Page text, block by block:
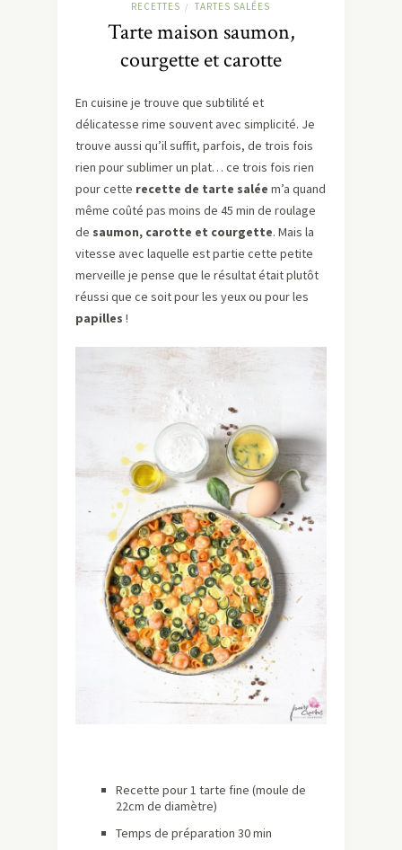
RECETTES / TARTES SALÉES
Tarte maison saumon,
courgette et carotte
En cuisine je trouve que subtilité et
délicatesse rime souvent avec simplicité. Je
trouve aussi qu’il suffit, parfois, de trois fois
rien pour sublimer un plat… ce trois fois rien
pour cette recette de tarte salée m’a quand
même coûté pas moins de 45 min de roulage
de saumon, carotte et courgette. Mais la
vitesse avec laquelle est partie cette petite
merveille je pense que le résultat était plutôt
réussi que ce soit pour les yeux ou pour les
papilles !
Recette pour 1 tarte fine (moule de
22cm de diamètre)
Temps de préparation 30 min